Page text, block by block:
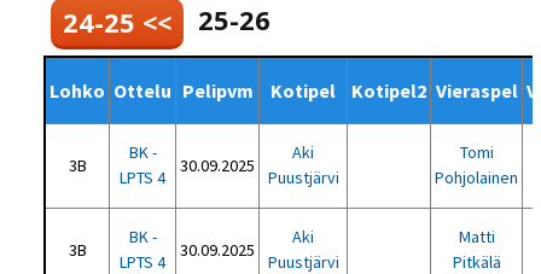
24-25 <<
25-26
Lohko Ottelu Pelipvm Kotipel Kotipel2 Vieraspel
3B
BK -
LPTS 4
30.09.2025
Aki
Puustjärvi
Tomi
Pohjolainen
3B
BK -
LPTS 4
30.09.2025
Aki
Puustjärvi
Matti
Pitkälä